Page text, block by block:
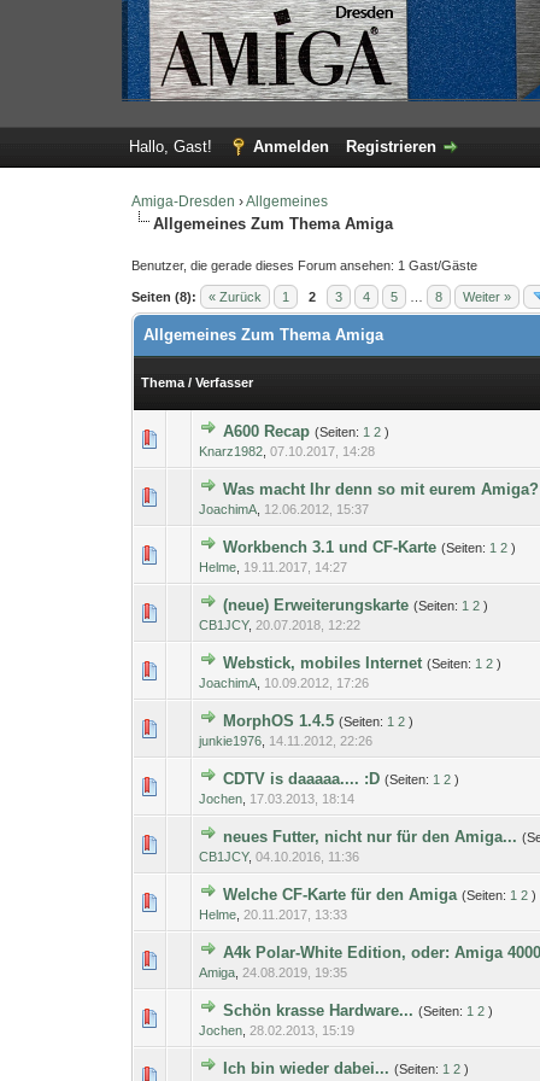
Hallo, Gast!
Anmelden Registrieren
Amiga-Dresden ›Allgemeines
Allgemeines Zum Thema Amiga
Benutzer, die gerade dieses Forum ansehen: 1 Gast/Gäste
Seiten (8): « Zurück 1 2 3 4 5 8 Weiter »
Allgemeines Zum Thema Amiga
Thema /Verfasser
A600 Recap (Seiten: 1 2 )
Knarz1982 ,07.10.2017, 14:28
0 Bewertung(en) - 0
Was macht Ihr denn so mit eurem Amiga?
JoachimA 12.06.2012, 15:37
0 Bewertung(en) - 0 1
Workbench 3.1 und CF-Karte (Seiten: 1 2 )
Helme 19.11.2017, 14:27
0 Bewertung(en) - 0
(neue) Erweiterungskarte (Seiten: 1 2 )
CB1JCY, 20.07.2018, 12:22
0 Bewertung(en) - 0
Webstick, mobiles Internet (Seiten: 1 2 )
JoachimA 10.09.2012, 17:26
0 Bewertung(en) - 0
MorphOS 1.4.5 (Seiten: 1 2 )
junkie1976 14.11.2012, 22:26
0 Bewertung(en) - 0
CDTV is daaaaa.... :D (Seiten: 1 2 )
Jochen 17.03.2013, 18:14
0 Bewertung(en) - 0
neues Futter, nicht nur für den Amiga...
CB1JCY,04.10.2016, 11:36
0 Bewertung(en) - 0 1
Welche CF-Karte für den Amiga (Seiten: 1 2 )
Helme ,20.11.2017, 13:33
0 Bewertung(en) - 0 1
A4k Polar-White Edition, oder: Amiga
Amiga 24.08.2019, 19:35
0 Bewertung(en) - 0 1
Schön krasse Hardware... (Seiten: 1 2 )
Jochen ,28.02.2013, 15:19
0 Bewertung(en) - 0
Ich bin wieder dabei... (Seiten: 1 2 )
0 Bewertung(en) - 0